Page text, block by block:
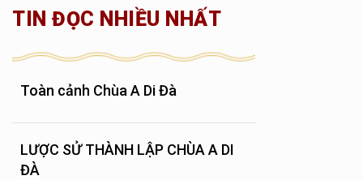
TIN ĐỌC NHIỀU NHẤT
Toàn cảnh Chùa A Di Đà
LƯỢC SỬ THÀNH LẬP CHÙA A DI
ĐÀ